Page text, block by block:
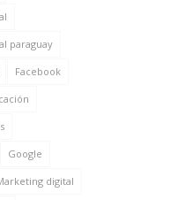
paraguay
Facebook
Google
digital